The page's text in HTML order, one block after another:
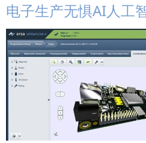
电子生产无惧AI人工